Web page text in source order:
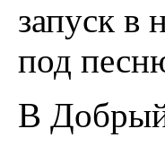
запуск в
под
В